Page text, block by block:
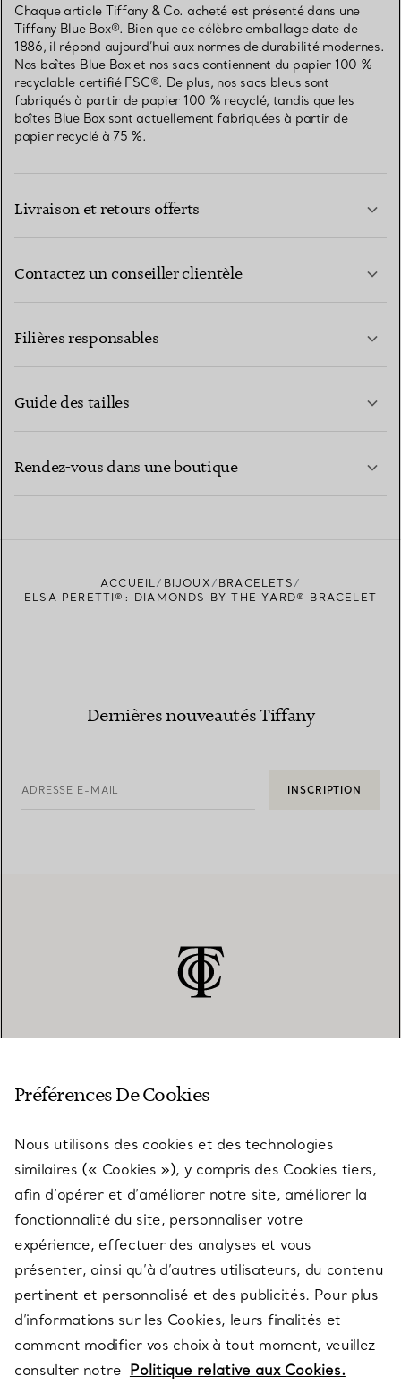
Chaque article Tiffany & Co. acheté est présenté dans une
Tiffany Blue Box®. Bien que ce célèbre emballage date de
1886, il répond aujourd’hui aux normes de durabilité modernes.
Nos boîtes Blue Box et nos sacs contiennent du papier 100 %
recyclable certifié FSC®. De plus, nos sacs bleus sont
fabriqués à partir de papier 100 % recyclé, tandis que les
boîtes Blue Box sont actuellement fabriquées à partir de
papier recyclé à 75 %.
Livraison et retours offerts
Contactez un conseiller clientèle
Filières responsables
Guide des tailles
Rendez-vous dans une boutique
TROUVEZ LA BOUTIQUE LA PLUS PROCHE
ACCUEIL BIJOUX
BRACELETS
ELSA PERETTI®: DIAMONDS BY THE YARD® BRACELET
Dernières nouveautés Tiffany
ADRESSE E-MAIL INSCRIPTION
SERVICES
À PROPOS
QUESTIONS LÉGALES
SUIVEZ-NOUS
Préférences De Cookies
Nous utilisons des cookies et des technologies
similaires (« Cookies »), y compris des Cookies tiers,
afin d’opérer et d’améliorer notre site, améliorer la
fonctionnalité du site, personnaliser votre
expérience, effectuer des analyses et vous
présenter, ainsi qu’à d’autres utilisateurs, du contenu
pertinent et personnalisé et des publicités. Pour plus
d’informations sur les Cookies, leurs finalités et
comment modifier vos choix à tout moment, veuillez
consulter notre Politique relative aux Cookies.